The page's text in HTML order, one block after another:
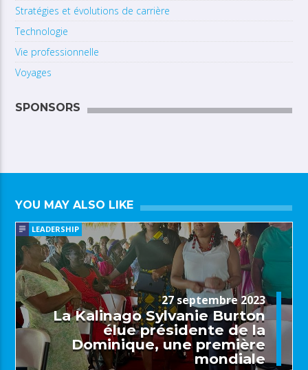
Stratégies et évolutions de carrière
Technologie
Vie professionnelle
Voyages
SPONSORS
YOU MAY ALSO LIKE
LEADERSHIP
27 septembre 2023
La Kalinago Sylvanie Burton
élue présidente de la
Dominique, une première
mondiale